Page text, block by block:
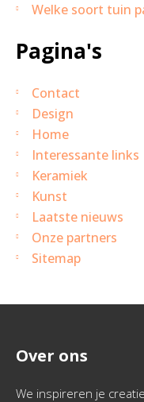
Welke soort tuin
Pagina's
Contact
Design
Home
Interessante links
Keramiek
Kunst
Laatste nieuws
Onze partners
Sitemap
Over ons
We inspireren je